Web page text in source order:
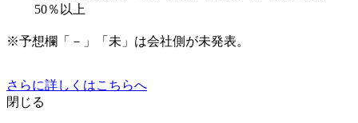
50％以上
※予想欄「－」「未」は会社側が未発表。
さらに詳しくはこちらへ
閉じる